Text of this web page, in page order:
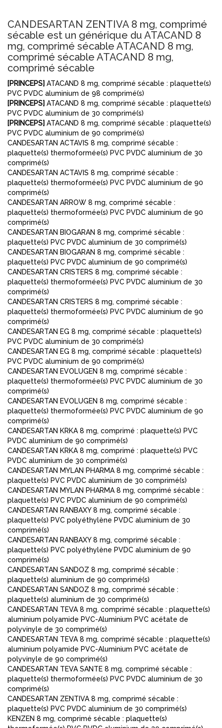
CANDESARTAN ZENTIVA 8 mg, comprimé
sécable est un générique du ATACAND 8
mg, comprimé sécable ATACAND 8 mg,
comprimé sécable ATACAND 8 mg,
comprimé sécable
[PRINCEPS] ATACAND 8 mg, comprimé sécable : plaquette(s)
PVC PVDC aluminium de 98 comprimé(s)
[PRINCEPS] ATACAND 8 mg, comprimé sécable : plaquette(s)
PVC PVDC aluminium de 30 comprimé(s)
[PRINCEPS] ATACAND 8 mg, comprimé sécable : plaquette(s)
PVC PVDC aluminium de 90 comprimé(s)
CANDESARTAN ACTAVIS 8 mg, comprimé sécable :
plaquette(s) thermoformée(s) PVC PVDC aluminium de 30
comprimé(s)
CANDESARTAN ACTAVIS 8 mg, comprimé sécable :
plaquette(s) thermoformée(s) PVC PVDC aluminium de 90
comprimé(s)
CANDESARTAN ARROW 8 mg, comprimé sécable :
plaquette(s) thermoformée(s) PVC PVDC aluminium de 90
comprimé(s)
CANDESARTAN BIOGARAN 8 mg, comprimé sécable :
plaquette(s) PVC PVDC aluminium de 30 comprimé(s)
CANDESARTAN BIOGARAN 8 mg, comprimé sécable :
plaquette(s) PVC PVDC aluminium de 90 comprimé(s)
CANDESARTAN CRISTERS 8 mg, comprimé sécable :
plaquette(s) thermoformée(s) PVC PVDC aluminium de 30
comprimé(s)
CANDESARTAN CRISTERS 8 mg, comprimé sécable :
plaquette(s) thermoformée(s) PVC PVDC aluminium de 90
comprimé(s)
CANDESARTAN EG 8 mg, comprimé sécable : plaquette(s)
PVC PVDC aluminium de 30 comprimé(s)
CANDESARTAN EG 8 mg, comprimé sécable : plaquette(s)
PVC PVDC aluminium de 90 comprimé(s)
CANDESARTAN EVOLUGEN 8 mg, comprimé sécable :
plaquette(s) thermoformée(s) PVC PVDC aluminium de 30
comprimé(s)
CANDESARTAN EVOLUGEN 8 mg, comprimé sécable :
plaquette(s) thermoformée(s) PVC PVDC aluminium de 90
comprimé(s)
CANDESARTAN KRKA 8 mg, comprimé : plaquette(s) PVC
PVDC aluminium de 90 comprimé(s)
CANDESARTAN KRKA 8 mg, comprimé : plaquette(s) PVC
PVDC aluminium de 30 comprimé(s)
CANDESARTAN MYLAN PHARMA 8 mg, comprimé sécable :
plaquette(s) PVC PVDC aluminium de 30 comprimé(s)
CANDESARTAN MYLAN PHARMA 8 mg, comprimé sécable :
plaquette(s) PVC PVDC aluminium de 90 comprimé(s)
CANDESARTAN RANBAXY 8 mg, comprimé sécable :
plaquette(s) PVC polyéthylène PVDC aluminium de 30
comprimé(s)
CANDESARTAN RANBAXY 8 mg, comprimé sécable :
plaquette(s) PVC polyéthylène PVDC aluminium de 90
comprimé(s)
CANDESARTAN SANDOZ 8 mg, comprimé sécable :
plaquette(s) aluminium de 90 comprimé(s)
CANDESARTAN SANDOZ 8 mg, comprimé sécable :
plaquette(s) aluminium de 30 comprimé(s)
CANDESARTAN TEVA 8 mg, comprimé sécable : plaquette(s)
aluminium polyamide PVC-Aluminium PVC acétate de
polyvinyle de 30 comprimé(s)
CANDESARTAN TEVA 8 mg, comprimé sécable : plaquette(s)
aluminium polyamide PVC-Aluminium PVC acétate de
polyvinyle de 90 comprimé(s)
CANDESARTAN TEVA SANTE 8 mg, comprimé sécable :
plaquette(s) thermoformée(s) PVC PVDC aluminium de 30
comprimé(s)
CANDESARTAN ZENTIVA 8 mg, comprimé sécable :
plaquette(s) PVC PVDC aluminium de 30 comprimé(s)
KENZEN 8 mg, comprimé sécable : plaquette(s)